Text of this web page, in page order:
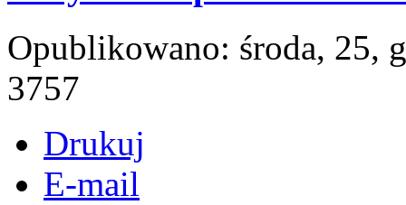
Opublikowano: środa, 25,
3757
Drukuj
E-mail